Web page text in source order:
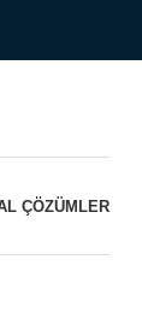
ÇÖZÜMLER